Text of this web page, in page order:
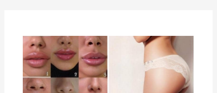
الإجراءات
الطبية
التي
يسافر